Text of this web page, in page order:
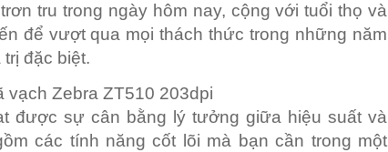
tru trong ngày hôm nay, cộng với tuổi thọ và
để vượt qua mọi thách thức trong những năm
đặc biệt.
vạch Zebra ZT510 203dpi
được sự cân bằng lý tưởng giữa hiệu suất và
các tính năng cốt lõi mà bạn cần trong một